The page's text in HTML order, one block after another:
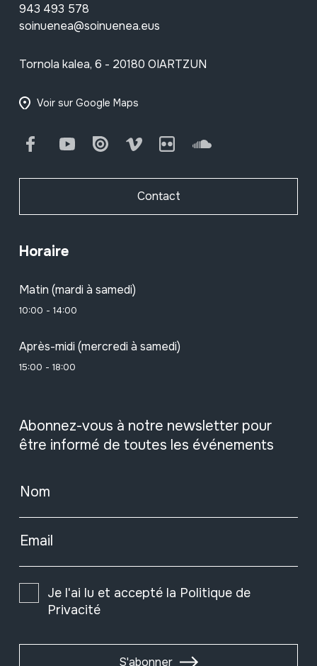
943 493 578
soinuenea@soinuenea.eus
Tornola kalea, 6 - 20180 OIARTZUN
Voir sur Google Maps
FacebookYoutube Issuu Vimeo Flickr SoundCloud
Contact
Horaire
Matin (mardi à samedi)
10:00 - 14:00
Après-midi (mercredi à samedi)
15:00 - 18:00
Abonnez-vous à notre newsletter pour
être informé de toutes les événements
Nom
Email
Je l'ai lu et accepté la Politique de
Privacité
S'abonner